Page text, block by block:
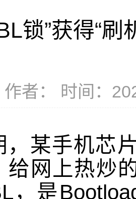
锁”获得“
作者： 时间：
，某手机芯
给网上热炒
，是